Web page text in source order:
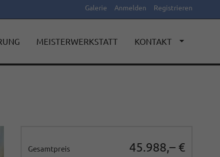
Galerie Anmelden Registrieren
MEISTERWERKSTATT KONTAKT
Gesamtpreis 45.988,– €